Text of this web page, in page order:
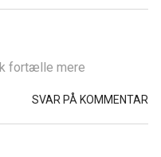
fortælle mere
SVAR PÅ KOMMENTAR